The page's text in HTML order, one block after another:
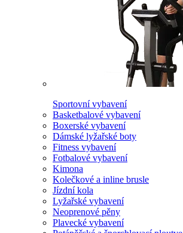
Sportovní vybavení
Basketbalové vybavení
Boxerské vybavení
Dámské lyžařské boty
Fitness vybavení
Fotbalové vybavení
Kimona
Kolečkové a inline brusle
Jízdní kola
Lyžařské vybavení
Neoprenové pěny
Plavecké vybavení